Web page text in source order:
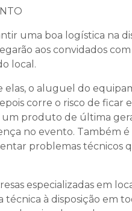
uma boa logística na
aos convidados
local.
elas, o aluguel do
corre o risco de ficar
produto de última
no evento. Também é
problemas técnicos
especializadas em
técnica à disposição em